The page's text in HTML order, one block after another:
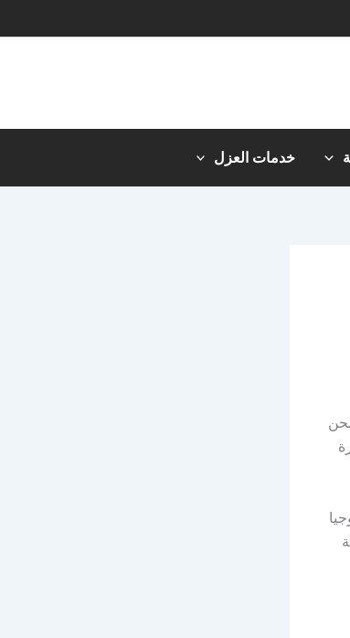
خدمات العزل